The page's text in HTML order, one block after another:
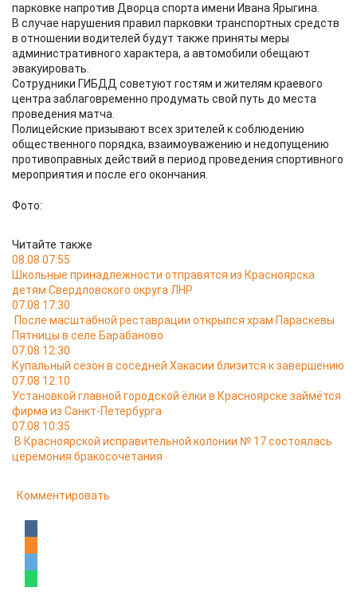
парковке напротив Дворца спорта имени Ивана Ярыгина.
В случае нарушения правил парковки транспортных средств
в отношении водителей будут также приняты меры
административного характера, а автомобили обещают
эвакуировать.
Сотрудники ГИБДД советуют гостям и жителям краевого
центра заблаговременно продумать свой путь до места
проведения матча.
Полицейские призывают всех зрителей к соблюдению
общественного порядка, взаимоуважению и недопущению
противоправных действий в период проведения спортивного
мероприятия и после его окончания.
Фото:
Читайте также
08.08 07:55
Школьные принадлежности отправятся из Красноярска
детям Свердловского округа ЛНР
07.08 17:30
После масштабной реставрации открылся храм Параскевы
Пятницы в селе Барабаново
07.08 12:30
Купальный сезон в соседней Хакасии близится к завершению
07.08 12:10
Установкой главной городской ёлки в Красноярске займётся
фирма из Санкт-Петербурга
07.08 10:35
В Красноярской исправительной колонии № 17 состоялась
церемония бракосочетания
Комментировать